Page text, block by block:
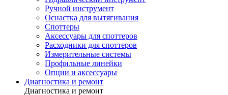
Ручной инструмент
Оснастка для вытягивания
Споттеры
Аксессуары для споттеров
Расходники для споттеров
Измерительные системы
Профильные линейки
Опции и аксессуары
Диагностика и ремонт
Диагностика и ремонт